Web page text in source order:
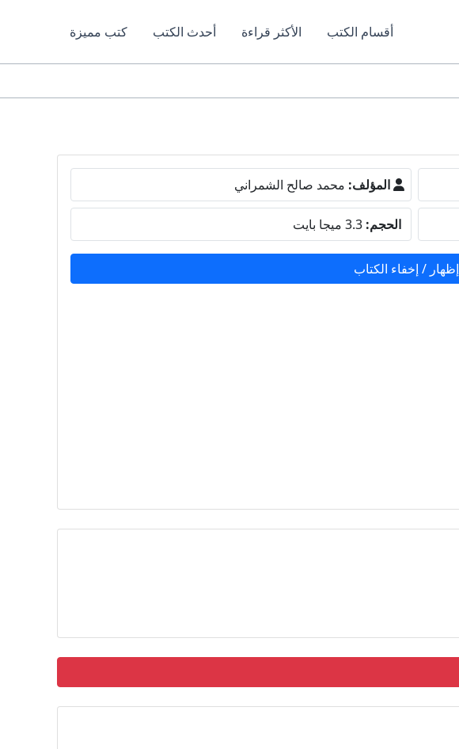
أقسام الكتب الأكثر قراءة أحدث الكتب كتب مميزة
المؤلف: محمد صالح الشمراني
الحجم:
إظهار / إخفاء الكتاب